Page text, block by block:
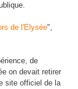
de l'Elysée",
de
on devait retirer
site officiel de la